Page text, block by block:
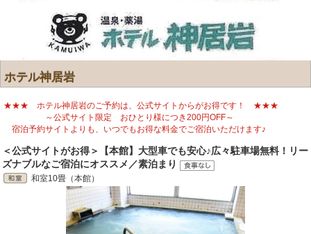
ホテル神居岩
★★★ ホテル神居岩のご予約は、公式サイトからがお得です！ ★★★
～公式サイト限定 おひとり様につき200円OFF～
宿泊予約サイトよりも、いつでもお得な料金でご宿泊いただけます♪
＜公式サイトがお得＞【本館】大型車でも安心♪広々駐車場無料！リー
ズナブルなご宿泊にオススメ／素泊まり
和室10畳（本館）